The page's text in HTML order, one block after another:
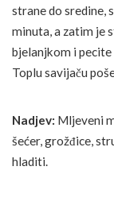
strane do sredine,
minuta, a zatim je
bjelanjkom i
Toplu savijaču
Nadjev: Mljeveni
šećer, grožđice,
hladiti.